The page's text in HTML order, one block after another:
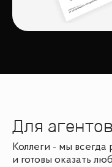
Для
Коллеги - мы
и готовы оказать